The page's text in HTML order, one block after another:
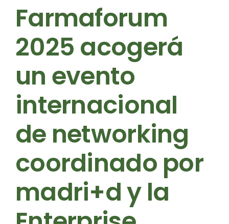
Farmaforum
2025 acogerá
un evento
internacional
de networking
coordinado por
madri+d y la